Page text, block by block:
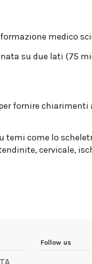
medico
su due lati (75
fornire chiarimenti
temi come lo
cervicale,
Follow us